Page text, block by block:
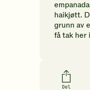
haikjøtt.
grunn av
få tak her
Del